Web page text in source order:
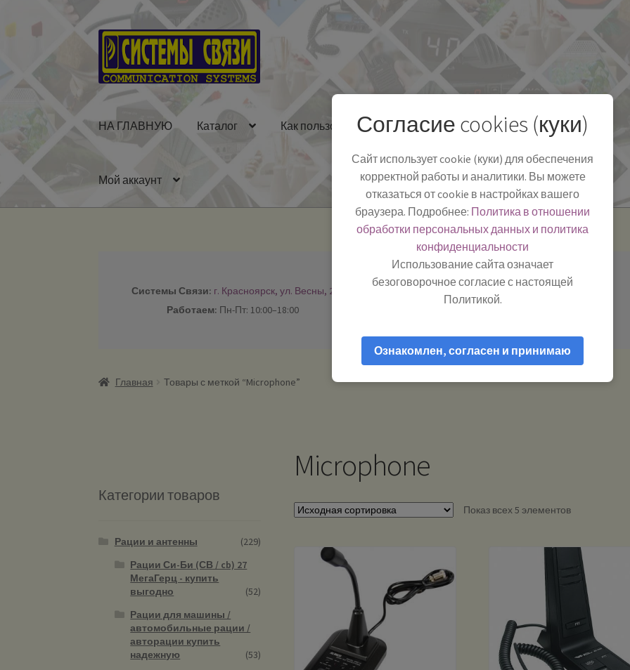
Перейти
к
навигации
Перейти
к
содержимому
НА ГЛАВНУЮ Каталог Как пользоваться Полезная информация БЛОГ
Мой аккаунт
Системы Связи: г. Красноярск, ул. Весны, 2
Работаем: Пн-Пт: 10:00–18:00
-
Главная Товары с меткой “Microphone”
Microphone
Показ всех 5 элементов
Категории товаров
Рации и антенны
(229)
Рации Си-Би (СВ / cb) 27
МегаГерц - купить
выгодно
(52)
Рации для машины /
автомобильные рации /
авторации купить
надежную
(53)
Согласие cookies (куки)
Сайт использует cookie (куки) для обеспечения
корректной работы и аналитики. Вы можете
отказаться от cookie в настройках вашего
браузера. Подробнее: Политика в отношении
обработки персональных данных и политика
конфиденциальности
Использование сайта означает
безоговорочное согласие с настоящей
Политикой.
Ознакомлен, согласен и принимаю